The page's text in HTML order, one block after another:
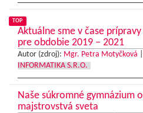
TOP
Aktuálne sme v čase
pre obdobie 2019 – 2021
Autor (zdroj): Mgr. Petra Motyčková
INFORMATIKA S.R.O.
Naše súkromné gymnázium
majstrovstvá sveta